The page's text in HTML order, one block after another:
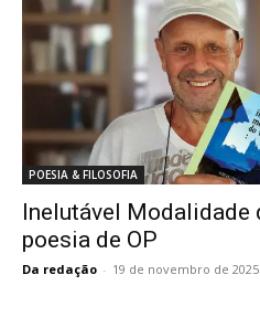
POESIA & FILOSOFIA
Inelutável Modalidade
poesia de OP
Da redação - 19 de novembro de 2025